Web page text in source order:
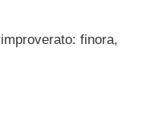
finora,